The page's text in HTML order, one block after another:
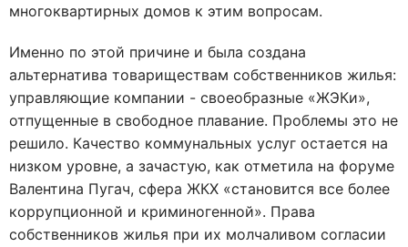
многоквартирных домов к этим вопросам.
Именно по этой причине и была создана
альтернатива товариществам собственников жилья:
управляющие компании - своеобразные «ЖЭКи»,
отпущенные в свободное плавание. Проблемы это не
решило. Качество коммунальных услуг остается на
низком уровне, а зачастую, как отметила на форуме
Валентина Пугач, сфера ЖКХ «становится все более
коррупционной и криминогенной». Права
собственников жилья при их молчаливом согласии